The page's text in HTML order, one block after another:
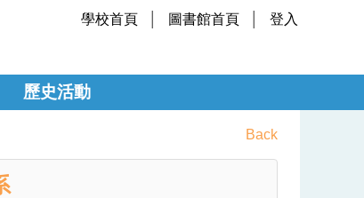
學校首頁 圖書館首頁 登入
歷史活動
Back